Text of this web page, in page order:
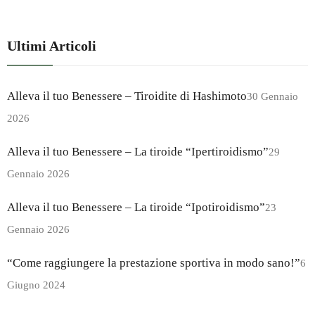
Ultimi Articoli
Alleva il tuo Benessere – Tiroidite di Hashimoto30 Gennaio
2026
Alleva il tuo Benessere – La tiroide “Ipertiroidismo”29
Gennaio 2026
Alleva il tuo Benessere – La tiroide “Ipotiroidismo”23
Gennaio 2026
“Come raggiungere la prestazione sportiva in modo sano!”6
Giugno 2024